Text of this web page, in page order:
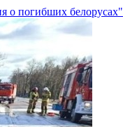
о погибших белорусах"